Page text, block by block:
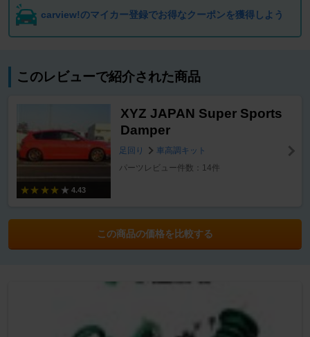
carview!のマイカー登録でお得なクーポンを獲得しよう
このレビューで紹介された商品
4.43
XYZ JAPAN Super Sports
Damper
足回り
車高調キット
パーツレビュー件数：14件
この商品の価格を比較する